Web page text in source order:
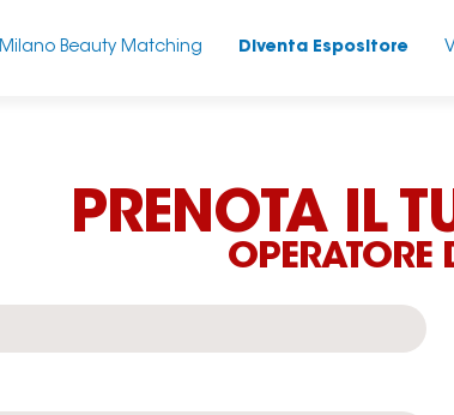
Milano Beauty Matching Diventa Espositore
PRENOTA IL
OPERATORE